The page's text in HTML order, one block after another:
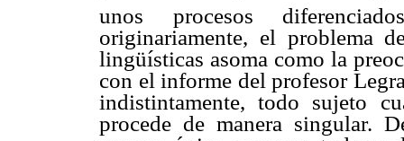
unos procesos
originariamente, el problema
lingüísticas asoma como la
con el informe del profesor
indistintamente, todo sujeto
procede de manera singular.